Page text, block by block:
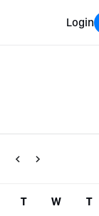
Login
T W T